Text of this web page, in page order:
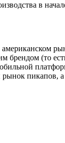
в
брендом (то